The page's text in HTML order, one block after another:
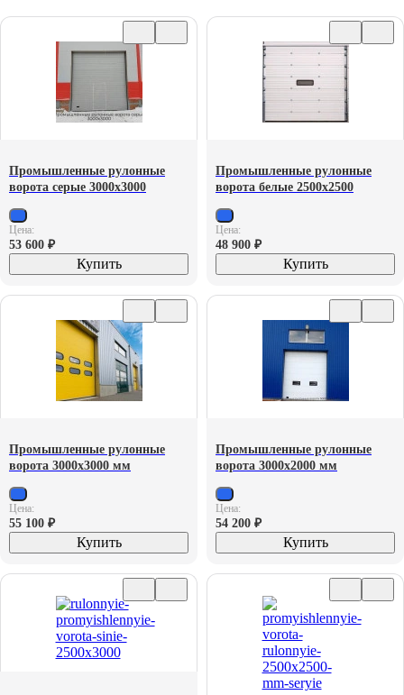
Промышленные рулонные
ворота серые 3000х3000
Цена:
53 600 ₽
Купить
Промышленные рулонные
ворота белые 2500х2500
Цена:
48 900 ₽
Купить
Промышленные рулонные
ворота 3000х3000 мм
Цена:
55 100 ₽
Купить
Промышленные рулонные
ворота 3000х2000 мм
Цена:
54 200 ₽
Купить